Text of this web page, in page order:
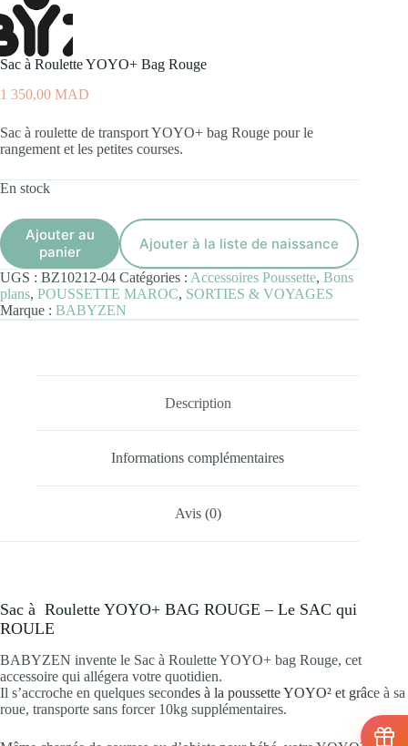
Sac à Roulette YOYO+ Bag Rouge
1 350,00 MAD
Sac à roulette de transport YOYO+ bag Rouge pour le
rangement et les petites courses.
En stock
Ajouter au
panier
Ajouter à la liste de naissance
UGS : BZ10212-04 Catégories : Accessoires Poussette, Bons
plans, POUSSETTE MAROC, SORTIES & VOYAGES
Marque : BABYZEN
Description
Informations complémentaires
Avis (0)
Sac à Roulette YOYO+ BAG ROUGE – Le SAC qui
ROULE
BABYZEN invente le Sac à Roulette YOYO+ bag Rouge, cet
accessoire qui allégera votre quotidien.
Il s’accroche en quelques secondes à la poussette YOYO² et grâce à sa
roue, transporte sans forcer 10kg supplémentaires.